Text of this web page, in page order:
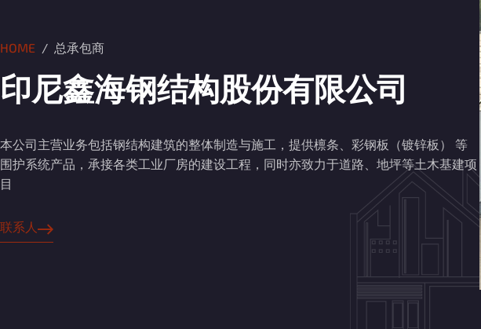
HOME 总承包商
印尼鑫海钢结构股份有限公司
本公司主营业务包括钢结构建筑的整体制造与施工，提供檩条、彩钢板（镀锌板） 等
围护系统产品，承接各类工业厂房的建设工程，同时亦致力于道路、地坪等土木基建项
目
联系人